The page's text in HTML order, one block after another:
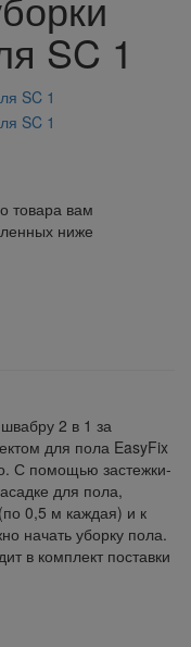
SC 1
товара вам
ниже
2 в 1 за
для пола EasyFix
С помощью застежки-
для пола,
0,5 м каждая) и к
начать уборку пола.
в комплект поставки